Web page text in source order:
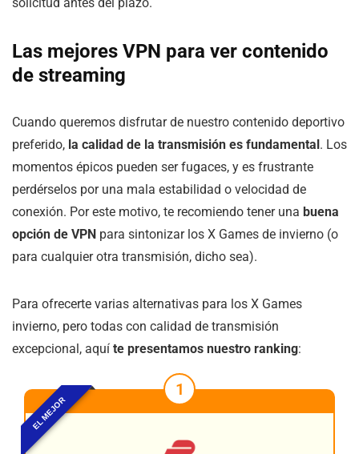
Las mejores VPN para ver contenido
de streaming
Cuando queremos disfrutar de nuestro contenido deportivo
preferido, la calidad de la transmisión es fundamental. Los
momentos épicos pueden ser fugaces, y es frustrante
perdérselos por una mala estabilidad o velocidad de
conexión. Por este motivo, te recomiendo tener una buena
opción de VPN para sintonizar los X Games de invierno (o
para cualquier otra transmisión, dicho sea).
Para ofrecerte varias alternativas para los X Games
invierno, pero todas con calidad de transmisión
excepcional, aquí te presentamos nuestro ranking:
EL MEJOR
1